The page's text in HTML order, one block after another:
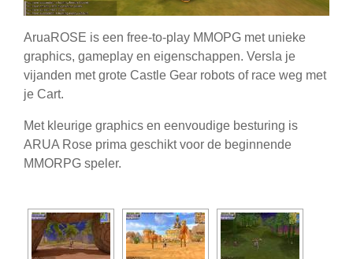
AruaROSE is een free-to-play MMOPG met unieke
graphics, gameplay en eigenschappen. Versla je
vijanden met grote Castle Gear robots of race weg met
je Cart.
Met kleurige graphics en eenvoudige besturing is
ARUA Rose prima geschikt voor de beginnende
MMORPG speler.